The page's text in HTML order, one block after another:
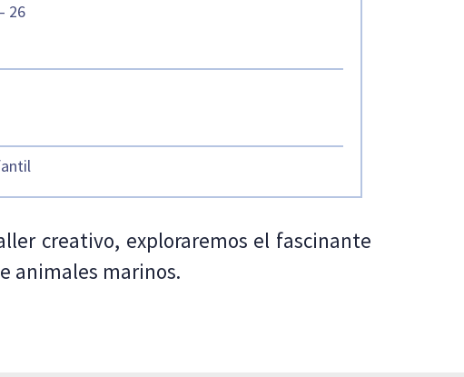
26
creativo, exploraremos el fascinante
animales marinos.